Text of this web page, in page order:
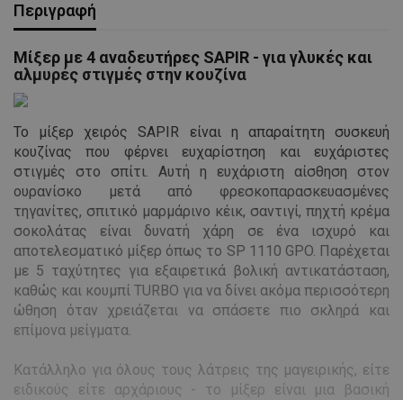
Περιγραφή
Μίξερ με 4 αναδευτήρες SAPIR - για γλυκές και
αλμυρές στιγμές στην κουζίνα
Το μίξερ χειρός SAPIR είναι η απαραίτητη συσκευή
κουζίνας που φέρνει ευχαρίστηση και ευχάριστες
στιγμές στο σπίτι. Αυτή η ευχάριστη αίσθηση στον
ουρανίσκο μετά από φρεσκοπαρασκευασμένες
τηγανίτες, σπιτικό μαρμάρινο κέικ, σαντιγί, πηχτή κρέμα
σοκολάτας είναι δυνατή χάρη σε ένα ισχυρό και
αποτελεσματικό μίξερ όπως το SP 1110 GPO. Παρέχεται
με 5 ταχύτητες για εξαιρετικά βολική αντικατάσταση,
καθώς και κουμπί TURBO για να δίνει ακόμα περισσότερη
ώθηση όταν χρειάζεται να σπάσετε πιο σκληρά και
επίμονα μείγματα.
Κατάλληλο για όλους τους λάτρεις της μαγειρικής, είτε
ειδικούς είτε αρχάριους - το μίξερ είναι μια βασική